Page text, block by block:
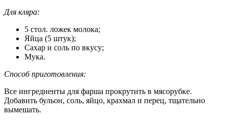
Для кляра:
5 стол. ложек молока;
Яйца (5 штук);
Сахар и соль по вкусу;
Мука.
Способ приготовления:
Все ингредиенты для фарша прокрутить в мясорубке.
Добавить бульон, соль, яйцо, крахмал и перец, тщательно
вымешать.